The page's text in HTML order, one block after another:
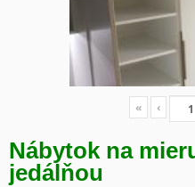
« ‹
Nábytok na
jedálňou